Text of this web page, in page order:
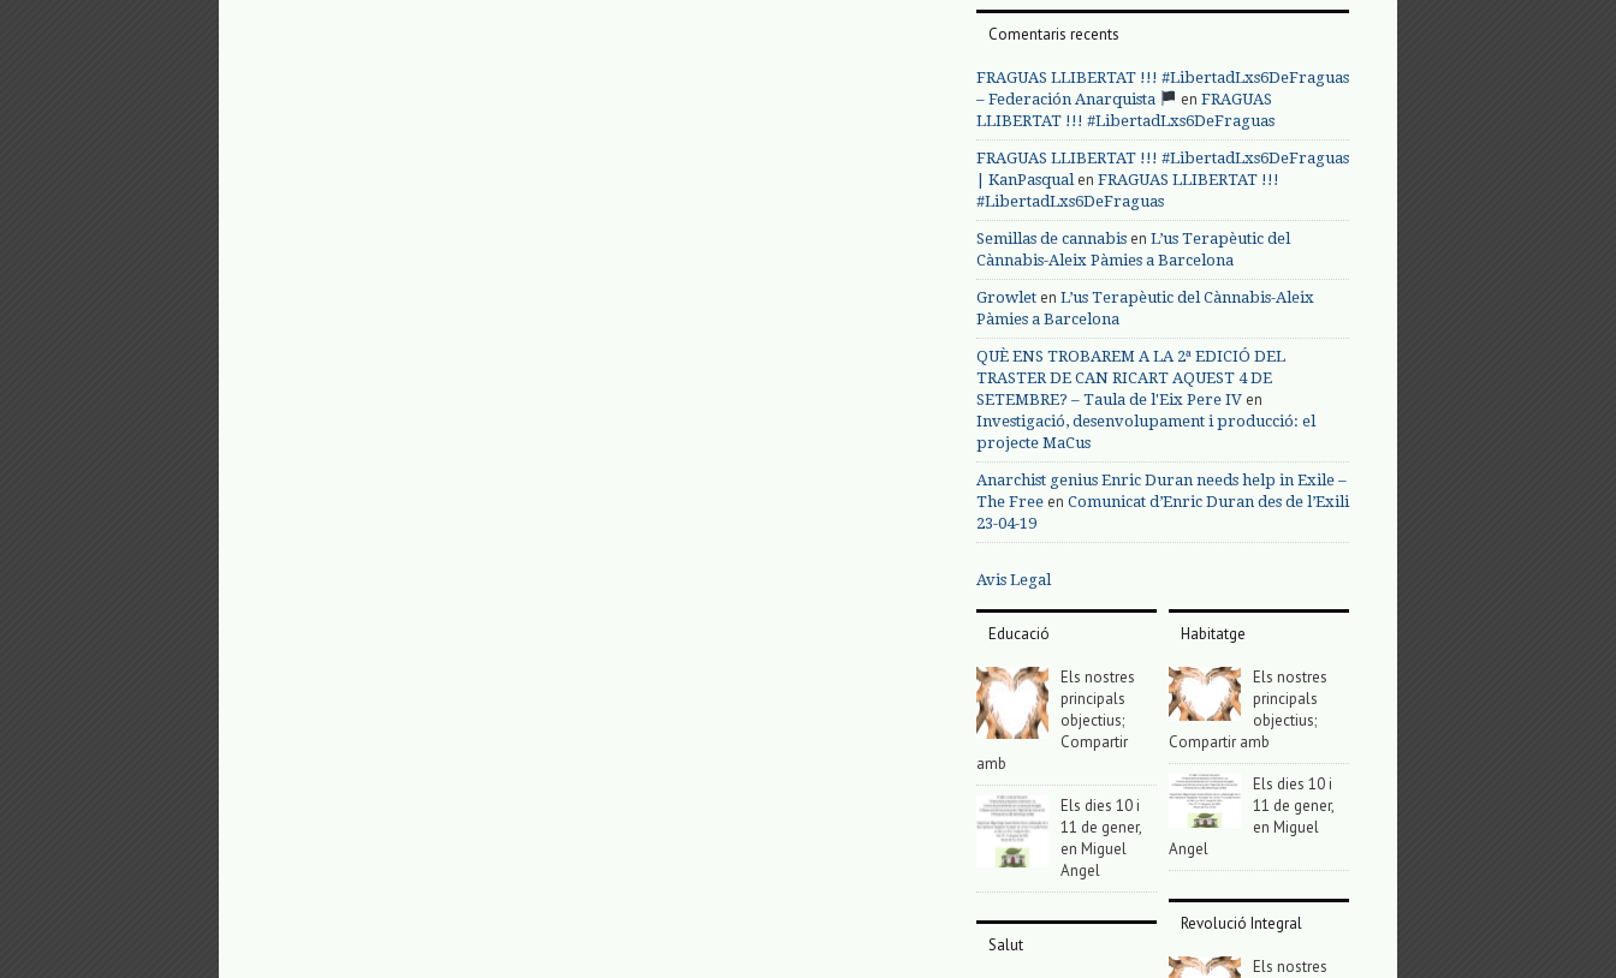
Comentaris recents
FRAGUAS LLIBERTAT !!! #LibertadLxs6DeFraguas
– Federación Anarquista
en FRAGUAS
LLIBERTAT !!! #LibertadLxs6DeFraguas
FRAGUAS LLIBERTAT !!! #LibertadLxs6DeFraguas
| KanPasqualen FRAGUAS LLIBERTAT !!!
#LibertadLxs6DeFraguas
Semillas de cannabis en L’us Terapèutic del
Cànnabis-Aleix Pàmies a Barcelona
Growlet en L’us Terapèutic del Cànnabis-Aleix
Pàmies a Barcelona
QUÈ ENS TROBAREM A LA 2ª EDICIÓ DEL
TRASTER DE CAN RICART AQUEST 4 DE
SETEMBRE? – Taula de l'Eix Pere IV en
Investigació, desenvolupament i producció: el
projecte MaCus
Anarchist genius Enric Duran needs help in Exile –
The Free en Comunicat d’Enric Duran des de l’Exili
23-04-19
Avis Legal
Educació
Els nostres
principals
objectius;
Compartir
amb
Els dies 10 i
11 de gener,
en Miguel
Angel
Salut
Habitatge
Els nostres
principals
objectius;
Compartir amb
Els dies 10 i
11 de gener,
en Miguel
Angel
Revolució Integral
Els nostres